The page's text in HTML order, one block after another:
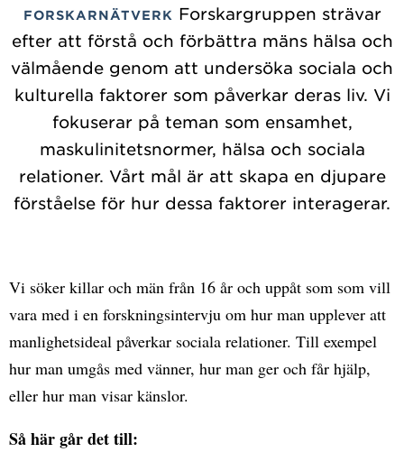
FORSKARNÄTVERK Forskargruppen strävar
efter att förstå och förbättra mäns hälsa och
välmående genom att undersöka sociala och
kulturella faktorer som påverkar deras liv. Vi
fokuserar på teman som ensamhet,
maskulinitetsnormer, hälsa och sociala
relationer. Vårt mål är att skapa en djupare
förståelse för hur dessa faktorer interagerar.
Vi söker killar och män från 16 år och uppåt som som vill
vara med i en forskningsintervju om hur man upplever att
manlighetsideal påverkar sociala relationer. Till exempel
hur man umgås med vänner, hur man ger och får hjälp,
eller hur man visar känslor.
Så här går det till: